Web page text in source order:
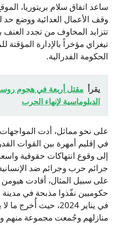
وقف الأعمال العدائية ووضع
تتزايد المخاوف من تجدد
تيغراي مؤخراً بالإدارة المؤقتة
الحكومة الفدرالية.
يقرأ مقتل أربعة في هجوم
الدبلوماسية لإنهاء الحرب
في إقليم أمهرة بين القوات
إلى وقوع انتهاكات حقوقية
جرائم حرب وجرائم ضد
على سبيل المثال، أفادت
حكوميين نفّذوا مذبحة في
منازلهم وجُمعت مجموعة منهم